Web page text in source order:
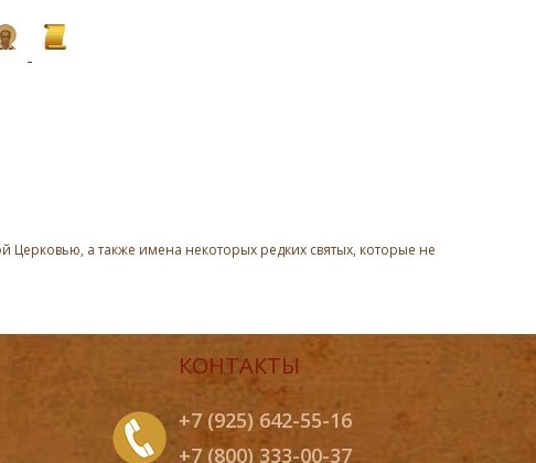
Церковью, а также имена некоторых редких святых, которые не
КОНТАКТЫ
+7 (925) 642-55-16
+7 (800) 333-00-37